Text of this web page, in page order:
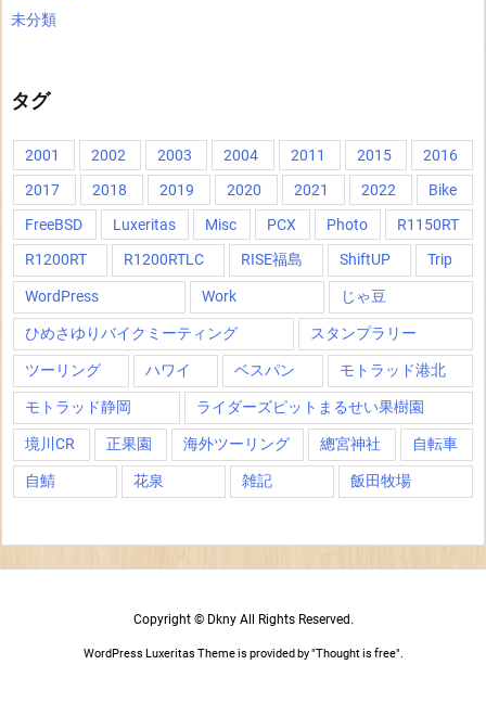
未分類
タグ
2001 2002 2003 2004 2011 2015
2016
2017
2018 2019 2020 2021 2022
Bike
FreeBSD
Luxeritas Misc PCX Photo
R1150RT
R1200RT
R1200RTLC RISE福島 ShiftUP Trip
WordPress Work じゃ豆
ひめさゆりバイクミーティング スタンプラリー
ツーリング ハワイ ベスパン モトラッド港北
モトラッド静岡 ライダーズピットまるせい果樹園
境川CR 正果園 海外ツーリング 總宮神社 自転車
自鯖 花泉 雑記 飯田牧場
Copyright © DknyAll Rights Reserved.
WordPress Luxeritas Theme is provided by "Thought is free".